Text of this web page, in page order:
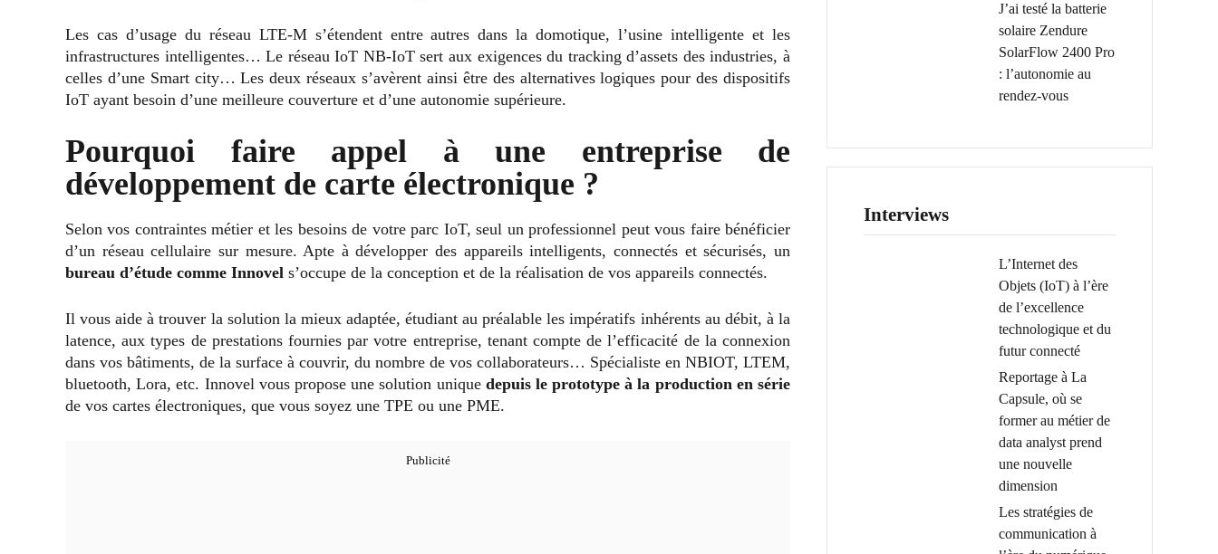
Les cas d’usage du réseau LTE-M s’étendent entre autres dans la domotique, l’usine intelligente et les
infrastructures intelligentes… Le réseau IoT NB-IoT sert aux exigences du tracking d’assets des industries, à
celles d’une Smart city… Les deux réseaux s’avèrent ainsi être des alternatives logiques pour des dispositifs
IoT ayant besoin d’une meilleure couverture et d’une autonomie supérieure.
Pourquoi faire appel à une entreprise de
développement de carte électronique ?
Selon vos contraintes métier et les besoins de votre parc IoT, seul un professionnel peut vous faire bénéficier
d’un réseau cellulaire sur mesure. Apte à développer des appareils intelligents, connectés et sécurisés, un
bureau d’étude comme Innovel s’occupe de la conception et de la réalisation de vos appareils connectés.
Il vous aide à trouver la solution la mieux adaptée, étudiant au préalable les impératifs inhérents au débit, à la
latence, aux types de prestations fournies par votre entreprise, tenant compte de l’efficacité de la connexion
dans vos bâtiments, de la surface à couvrir, du nombre de vos collaborateurs… Spécialiste en NBIOT, LTEM,
bluetooth, Lora, etc. Innovel vous propose une solution unique depuis le prototype à la production en série
de vos cartes électroniques, que vous soyez une TPE ou une PME.
J’ai testé la batterie
solaire Zendure
SolarFlow 2400 Pro
: l’autonomie au
rendez-vous
Interviews
L’Internet des
Objets (IoT) à l’ère
de l’excellence
technologique et du
futur connecté
Reportage à La
Capsule, où se
former au métier de
data analyst prend
une nouvelle
dimension
Les stratégies de
communication à